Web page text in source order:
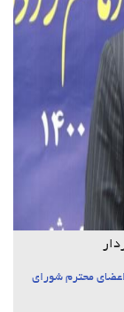
محترم شورای